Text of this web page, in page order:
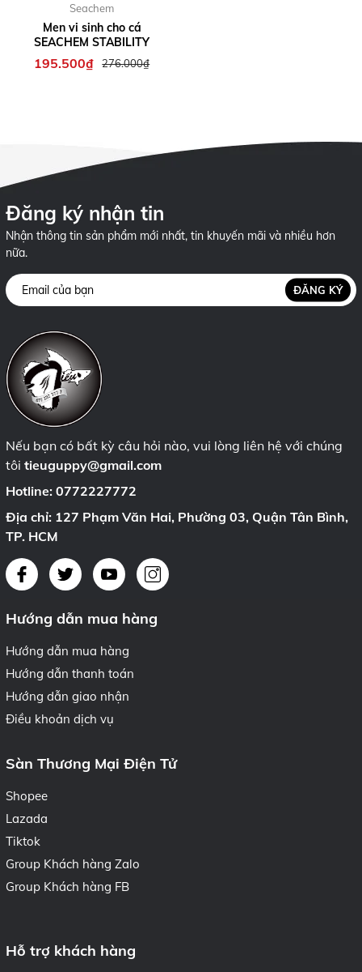
Seachem
Men vi sinh cho cá
SEACHEM STABILITY
195.500₫ 276.000₫
Đăng ký nhận tin
Nhận thông tin sản phẩm mới nhất, tin khuyến mãi và nhiều hơn
nữa.
ĐĂNG KÝ
Nếu bạn có bất kỳ câu hỏi nào, vui lòng liên hệ với chúng
tôi tieuguppy@gmail.com
Hotline: 0772227772
Địa chỉ: 127 Phạm Văn Hai, Phường 03, Quận Tân Bình,
TP. HCM
Hướng dẫn mua hàng
Hướng dẫn mua hàng
Hướng dẫn thanh toán
Hướng dẫn giao nhận
Điều khoản dịch vụ
Sàn Thương Mại Điện Tử
Shopee
Lazada
Tiktok
Group Khách hàng Zalo
Group Khách hàng FB
Hỗ trợ khách hàng